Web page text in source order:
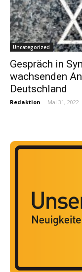
Uncategorized
Gespräch in
wachsenden
Deutschland
Redaktion - Mai 31, 2022